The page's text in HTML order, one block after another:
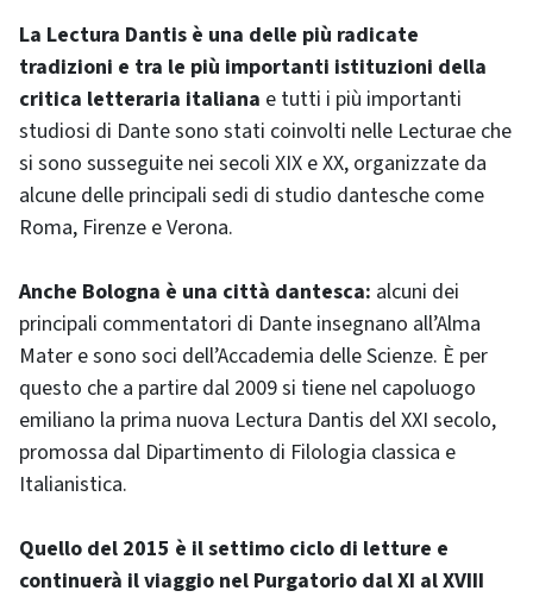
La Lectura Dantis è una delle più radicate
tradizioni e tra le più importanti istituzioni della
critica letteraria italiana e tutti i più importanti
studiosi di Dante sono stati coinvolti nelle Lecturae che
si sono susseguite nei secoli XIX e XX, organizzate da
alcune delle principali sedi di studio dantesche come
Roma, Firenze e Verona.
Anche Bologna è una città dantesca: alcuni dei
principali commentatori di Dante insegnano all’Alma
Mater e sono soci dell’Accademia delle Scienze. È per
questo che a partire dal 2009 si tiene nel capoluogo
emiliano la prima nuova Lectura Dantis del XXI secolo,
promossa dal Dipartimento di Filologia classica e
Italianistica.
Quello del 2015 è il settimo ciclo di letture e
continuerà il viaggio nel Purgatorio dal XI al XVIII